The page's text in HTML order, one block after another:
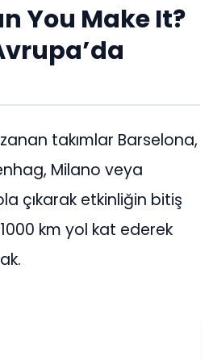
You Make It?
takımlar Barselona,
Milano veya
çıkarak etkinliğin bitiş
km yol kat ederek